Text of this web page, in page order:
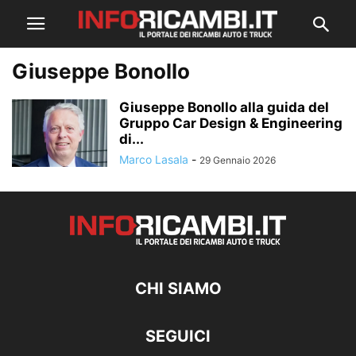
Giuseppe Bonollo
Giuseppe Bonollo alla guida del
Gruppo Car Design & Engineering
di...
Marco Lasala - 29 Gennaio 2026
CHI SIAMO
SEGUICI